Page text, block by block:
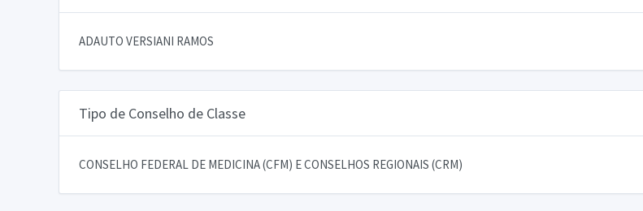
ADAUTO VERSIANI RAMOS
Tipo de Conselho de Classe
CONSELHO FEDERAL DE MEDICINA (CFM) E CONSELHOS REGIONAIS (CRM)